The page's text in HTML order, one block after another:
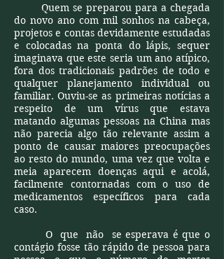
Quem se preparou para a chegada
do novo ano com mil sonhos na cabeça,
projetos e contas devidamente estudadas
e colocadas na ponta do lápis, sequer
imaginava que este seria um ano atípico,
fora dos tradicionais padrões de todo e
qualquer planejamento individual ou
familiar. Ouviu-se as primeiras notícias a
respeito de um vírus que estava
matando algumas pessoas na China mas
não parecia algo tão relevante assim a
ponto de causar maiores preocupações
ao resto do mundo, uma vez que volta e
meia aparecem doenças aqui e acolá,
facilmente contornadas com o uso de
medicamentos específicos para cada
caso.
O que não se esperava é que o
contágio fosse tão rápido de pessoa para